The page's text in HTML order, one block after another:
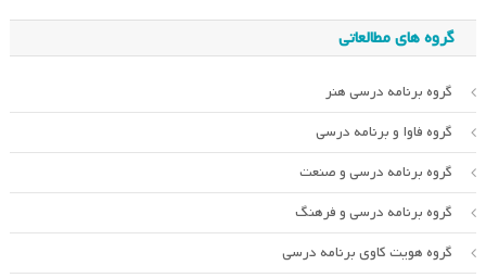
گروه های مطالعاتی
گروه برنامه درسی هنر
گروه فاوا و برنامه درسی
گروه برنامه درسی و صنعت
گروه برنامه درسی و فرهنگ
گروه هویت کاوی برنامه درسی